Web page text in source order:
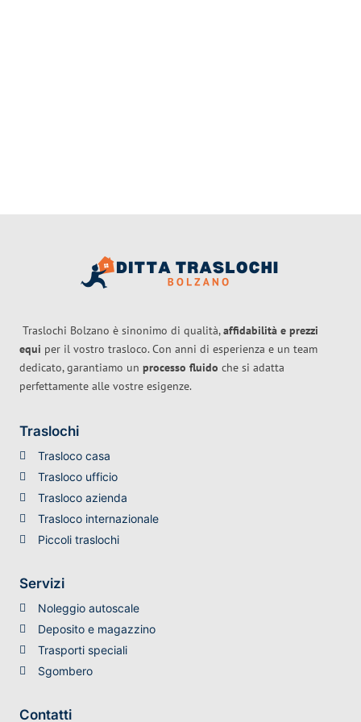
Traslochi Bolzano è sinonimo di qualità,affidabilità e prezzi
equi per il vostro trasloco. Con anni di esperienza e un team
dedicato, garantiamo un processo fluido che si adatta
perfettamente alle vostre esigenze.
Traslochi
Trasloco casa
Trasloco ufficio
Trasloco azienda
Trasloco internazionale
Piccoli traslochi
Servizi
Noleggio autoscale
Deposito e magazzino
Trasporti speciali
Sgombero
Contatti